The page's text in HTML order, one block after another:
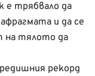
е трябвало да
и да се
на тялото да
рекорд